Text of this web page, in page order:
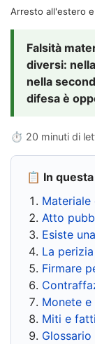
Arresto all'estero
Falsità
diversi:
nella
difesa è
⏱ 20 minuti di
📋 In
Atto
Esiste
La
Firmare
Monete
Miti e fatti
Glossario